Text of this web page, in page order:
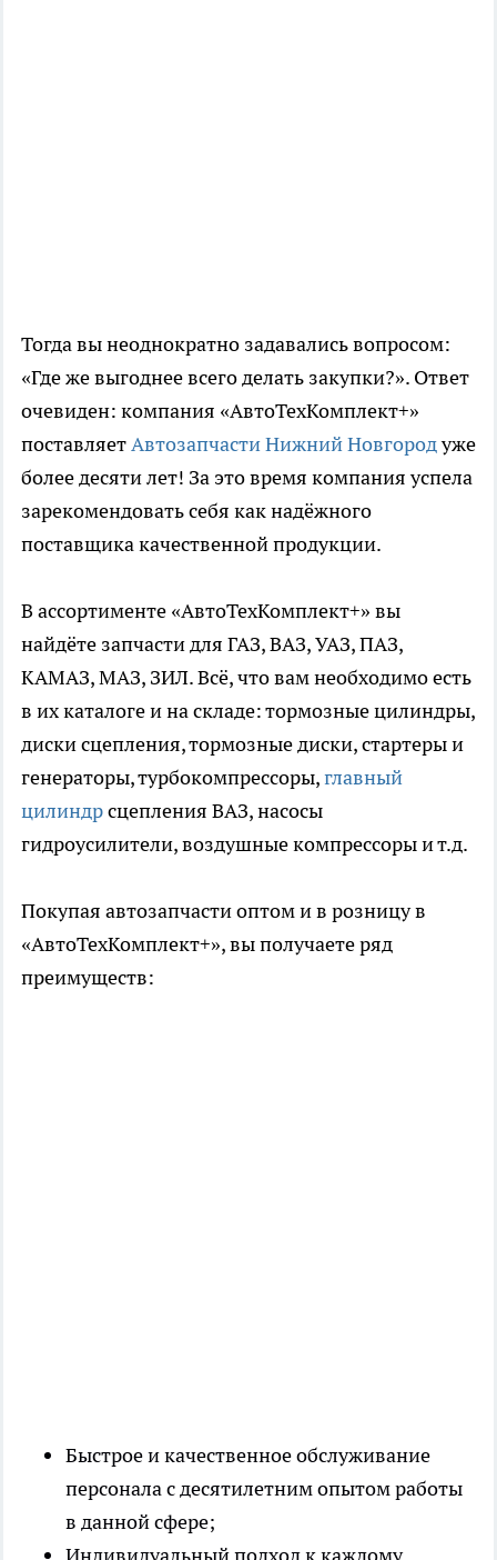
Тогда вы неоднократно задавались вопросом:
«Где же выгоднее всего делать закупки?». Ответ
очевиден: компания «АвтоТехКомплект+»
поставляетАвтозапчасти Нижний Новгородуже
более десяти лет! За это время компания успела
зарекомендовать себя как надёжного
поставщика качественной продукции.
В ассортименте «АвтоТехКомплект+» вы
найдёте запчасти для ГАЗ, ВАЗ, УАЗ, ПАЗ,
КАМАЗ, МАЗ, ЗИЛ. Всё, что вам необходимо есть
в их каталоге и на складе: тормозные цилиндры,
диски сцепления, тормозные диски, стартеры и
генераторы, турбокомпрессоры,главный
цилиндрсцепления ВАЗ, насосы
гидроусилители, воздушные компрессоры и т.д.
Покупая автозапчасти оптом и в розницу в
«АвтоТехКомплект+», вы получаете ряд
преимуществ:
Быстрое и качественное обслуживание
персонала с десятилетним опытом работы
в данной сфере;